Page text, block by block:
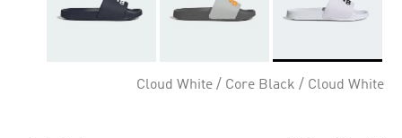
Cloud White / Core Black / Cloud White